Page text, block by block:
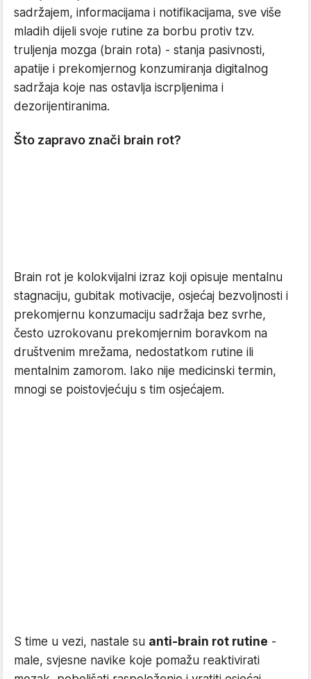
sadržajem, informacijama i notifikacijama, sve više
mladih dijeli svoje rutine za borbu protiv tzv.
truljenja mozga (brain rota) - stanja pasivnosti,
apatije i prekomjernog konzumiranja digitalnog
sadržaja koje nas ostavlja iscrpljenima i
dezorijentiranima.
Što zapravo znači brain rot?
Brain rot je kolokvijalni izraz koji opisuje mentalnu
stagnaciju, gubitak motivacije, osjećaj bezvoljnosti i
prekomjernu konzumaciju sadržaja bez svrhe,
često uzrokovanu prekomjernim boravkom na
društvenim mrežama, nedostatkom rutine ili
mentalnim zamorom. Iako nije medicinski termin,
mnogi se poistovjećuju s tim osjećajem.
S time u vezi, nastale su anti-brain rot rutine -
male, svjesne navike koje pomažu reaktivirati